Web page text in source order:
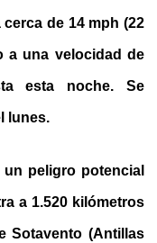
cerca de 14 mph (22
a una velocidad de
esta noche. Se
lunes.
peligro potencial
a 1.520 kilómetros
Sotavento (Antillas